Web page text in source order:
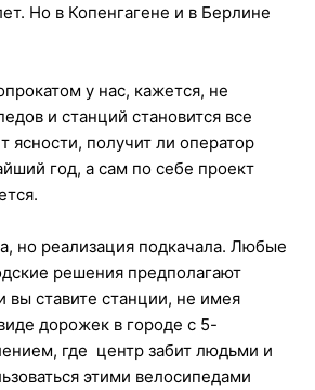
Но в Копенгагене и в Берлине
у нас, кажется, не
и станций становится все
ясности, получит ли оператор
год, а сам по себе проект
но реализация подкачала. Любые
решения предполагают
вы ставите станции, не имея
дорожек в городе с 5-
где центр забит людьми и
этими велосипедами